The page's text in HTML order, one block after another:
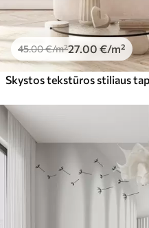
45.00€/m²27.00 €/m²
Skystos tekstūros stiliaus